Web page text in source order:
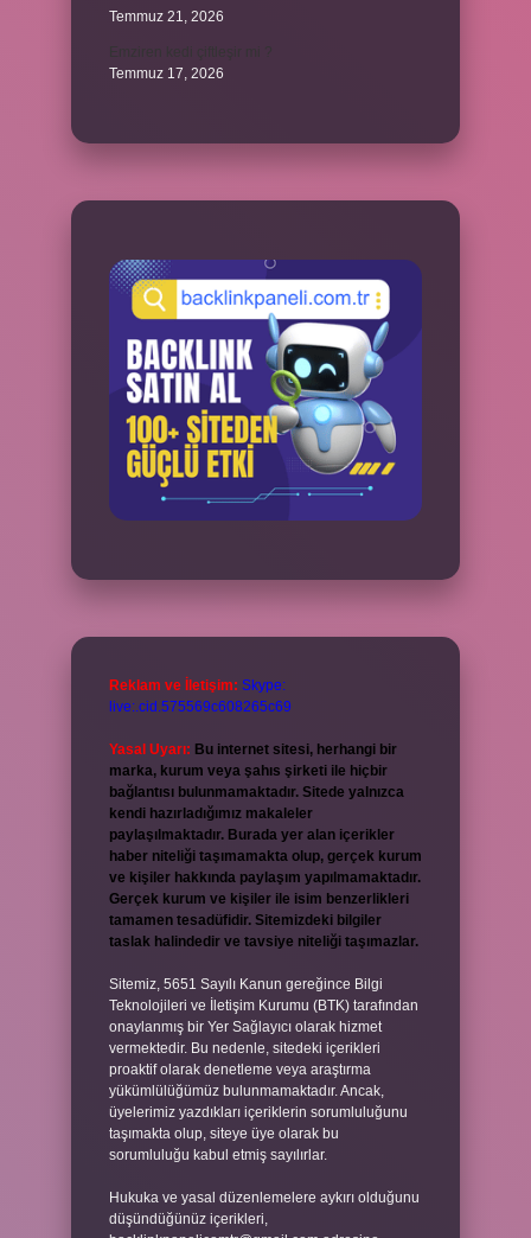
Temmuz 21, 2026
Temmuz 17, 2026
Reklam ve İletişim: Skype:
live:.cid.575569c608265c69
Yasal Uyarı: Bu internet sitesi, herhangi bir
marka, kurum veya şahıs şirketi ile hiçbir
bağlantısı bulunmamaktadır. Sitede yalnızca
kendi hazırladığımız makaleler
paylaşılmaktadır. Burada yer alan içerikler
haber niteliği taşımamakta olup, gerçek kurum
ve kişiler hakkında paylaşım yapılmamaktadır.
Gerçek kurum ve kişiler ile isim benzerlikleri
tamamen tesadüfidir. Sitemizdeki bilgiler
taslak halindedir ve tavsiye niteliği taşımazlar.
Sitemiz, 5651 Sayılı Kanun gereğince Bilgi
Teknolojileri ve İletişim Kurumu (BTK) tarafından
onaylanmış bir Yer Sağlayıcı olarak hizmet
vermektedir. Bu nedenle, sitedeki içerikleri
proaktif olarak denetleme veya araştırma
yükümlülüğümüz bulunmamaktadır. Ancak,
üyelerimiz yazdıkları içeriklerin sorumluluğunu
taşımakta olup, siteye üye olarak bu
sorumluluğu kabul etmiş sayılırlar.
Hukuka ve yasal düzenlemelere aykırı olduğunu
düşündüğünüz içerikleri,